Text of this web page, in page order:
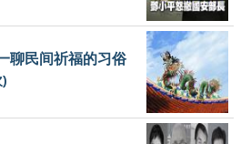
聊民间祈福的习俗
)